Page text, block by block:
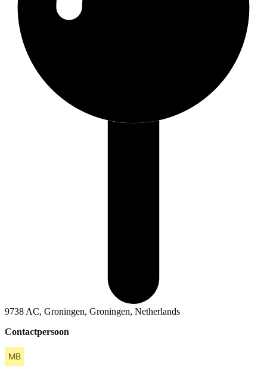
9738 AC, Groningen, Groningen, Netherlands
Contactpersoon